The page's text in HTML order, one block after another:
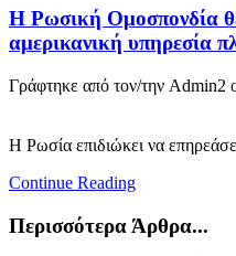
Η Ρωσική Ομοσπονδία
αμερικανική υπηρεσία
Γράφτηκε από τον/την Admin2
Η Ρωσία επιδιώκει να
Continue Reading
Περισσότερα Άρθρα...